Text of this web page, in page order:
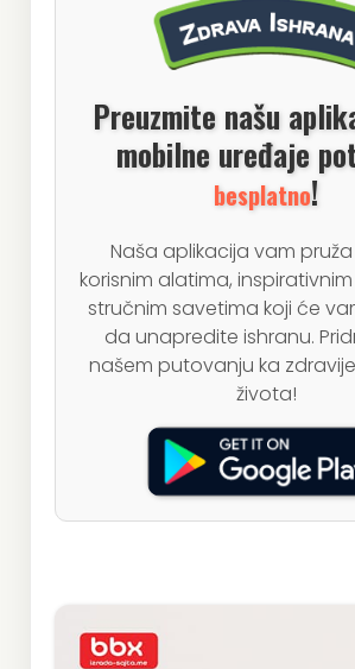
Preuzmite našu
mobilne uređaje
besplatno!
Naša aplikacija vam
korisnim alatima,
stručnim savetima koji će
da unapredite ishranu.
našem putovanju ka
života!